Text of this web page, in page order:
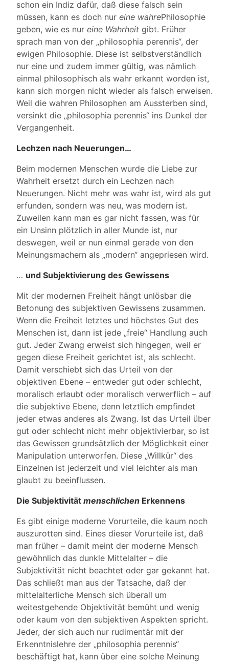
schon ein Indiz dafür, daß diese falsch sein
müssen, kann es doch nur eine wahrePhilosophie
geben, wie es nur eine Wahrheit gibt. Früher
sprach man von der „philosophia perennis“, der
ewigen Philosophie. Diese ist selbstverständlich
nur eine und zudem immer gültig, was nämlich
einmal philosophisch als wahr erkannt worden ist,
kann sich morgen nicht wieder als falsch erweisen.
Weil die wahren Philosophen am Aussterben sind,
versinkt die „philosophia perennis“ ins Dunkel der
Vergangenheit.
Lechzen nach Neuerungen…
Beim modernen Menschen wurde die Liebe zur
Wahrheit ersetzt durch ein Lechzen nach
Neuerungen. Nicht mehr was wahr ist, wird als gut
erfunden, sondern was neu, was modern ist.
Zuweilen kann man es gar nicht fassen, was für
ein Unsinn plötzlich in aller Munde ist, nur
deswegen, weil er nun einmal gerade von den
Meinungsmachern als „modern“ angepriesen wird.
… und Subjektivierung des Gewissens
Mit der modernen Freiheit hängt unlösbar die
Betonung des subjektiven Gewissens zusammen.
Wenn die Freiheit letztes und höchstes Gut des
Menschen ist, dann ist jede „freie“ Handlung auch
gut. Jeder Zwang erweist sich hingegen, weil er
gegen diese Freiheit gerichtet ist, als schlecht.
Damit verschiebt sich das Urteil von der
objektiven Ebene – entweder gut oder schlecht,
moralisch erlaubt oder moralisch verwerflich – auf
die subjektive Ebene, denn letztlich empfindet
jeder etwas anderes als Zwang. Ist das Urteil über
gut oder schlecht nicht mehr objektivierbar, so ist
das Gewissen grundsätzlich der Möglichkeit einer
Manipulation unterworfen. Diese „Willkür“ des
Einzelnen ist jederzeit und viel leichter als man
glaubt zu beeinflussen.
Die Subjektivität menschlichen Erkennens
Es gibt einige moderne Vorurteile, die kaum noch
auszurotten sind. Eines dieser Vorurteile ist, daß
man früher – damit meint der moderne Mensch
gewöhnlich das dunkle Mittelalter – die
Subjektivität nicht beachtet oder gar gekannt hat.
Das schließt man aus der Tatsache, daß der
mittelalterliche Mensch sich überall um
weitestgehende Objektivität bemüht und wenig
oder kaum von den subjektiven Aspekten spricht.
Jeder, der sich auch nur rudimentär mit der
Erkenntnislehre der „philosophia perennis“
beschäftigt hat, kann über eine solche Meinung